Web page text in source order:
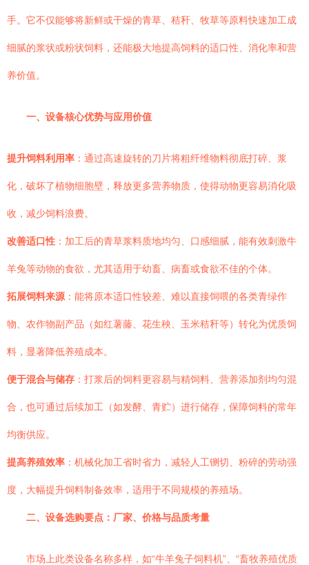
手。它不仅能够将新鲜或干燥的青草、秸秆、牧草等原料快速加工成
细腻的浆状或粉状饲料，还能极大地提高饲料的适口性、消化率和营
养价值。
一、设备核心优势与应用价值
提升饲料利用率 ：通过高速旋转的刀片将粗纤维物料彻底打碎、浆
化，破坏了植物细胞壁，释放更多营养物质，使得动物更容易消化吸
收，减少饲料浪费。
改善适口性 ：加工后的青草浆料质地均匀、口感细腻，能有效刺激牛
羊兔等动物的食欲，尤其适用于幼畜、病畜或食欲不佳的个体。
拓展饲料来源 ：能将原本适口性较差、难以直接饲喂的各类青绿作
物、农作物副产品（如红薯藤、花生秧、玉米秸秆等）转化为优质饲
料，显著降低养殖成本。
便于混合与储存 ：打浆后的饲料更容易与精饲料、营养添加剂均匀混
合，也可通过后续加工（如发酵、青贮）进行储存，保障饲料的常年
均衡供应。
提高养殖效率 ：机械化加工省时省力，减轻人工铡切、粉碎的劳动强
度，大幅提升饲料制备效率，适用于不同规模的养殖场。
二、设备选购要点：厂家、价格与品质考量
市场上此类设备名称多样，如“牛羊兔子饲料机”、“畜牧养殖优质